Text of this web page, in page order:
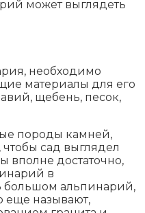
может выглядеть
необходимо
материалы для его
щебень, песок,
породы камней,
сад выглядел
вполне достаточно,
в
большом альпинарий,
еще называют,